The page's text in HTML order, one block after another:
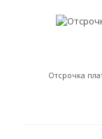
Отсрочка